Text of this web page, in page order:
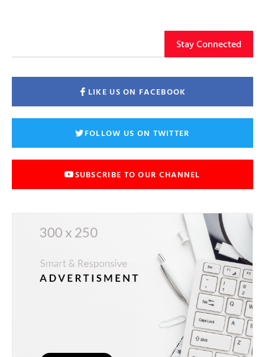
Stay Connected
LIKE US ON FACEBOOK
FOLLOW US ON TWITTER
SUBSCRIBE TO OUR CHANNEL